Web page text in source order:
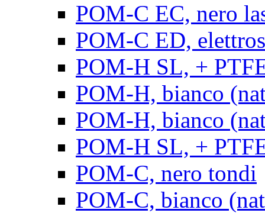
POM-C EC, nero
POM-C ED,
POM-H SL, +
POM-H, bianco
POM-H, bianco
POM-H SL, +
POM-C, nero tondi
POM-C, bianco